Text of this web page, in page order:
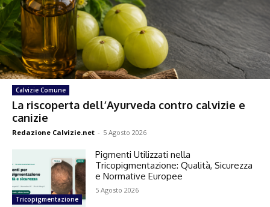
Calvizie Comune
La riscoperta dell’Ayurveda contro calvizie e
canizie
Redazione Calvizie.net - 5 Agosto 2026
Tricopigmentazione
Pigmenti Utilizzati nella
Tricopigmentazione: Qualità, Sicurezza
e Normative Europee
5 Agosto 2026